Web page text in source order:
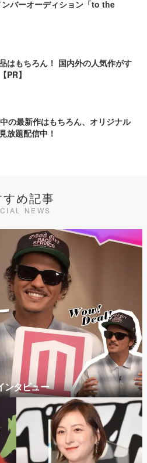
バーオーディション「to the
はもちろん！ 国内外の人気作がす
PR】
の最新作はもちろん、オリジナル
放題配信中！
すめ記事
NEWS
ンタビュー